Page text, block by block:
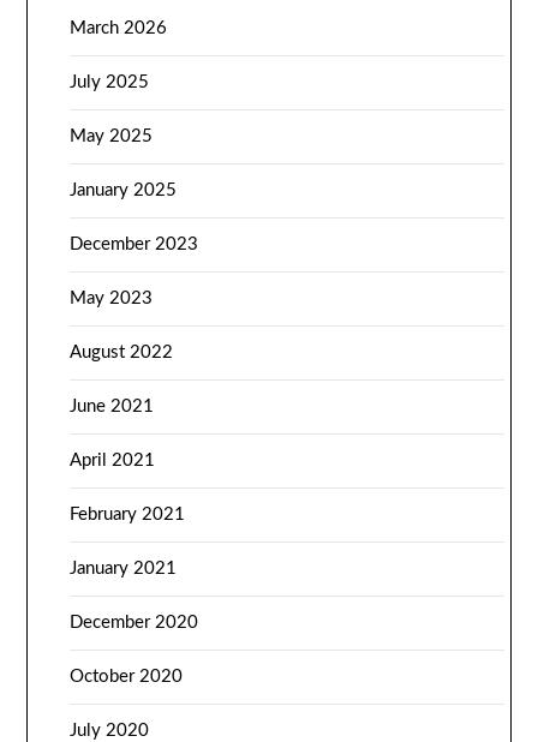
March 2026
July 2025
May 2025
January 2025
December 2023
May 2023
August 2022
June 2021
April 2021
February 2021
January 2021
December 2020
October 2020
July 2020